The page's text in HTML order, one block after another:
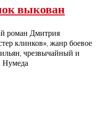
выкован
роман Дмитрия
клинков», жанр боевое
чрезвычайный и
Нумеда